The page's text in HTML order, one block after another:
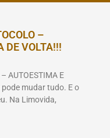
–
DE VOLTA!!!
AUTOESTIMA E
pode mudar tudo. E o
Na Limovida,